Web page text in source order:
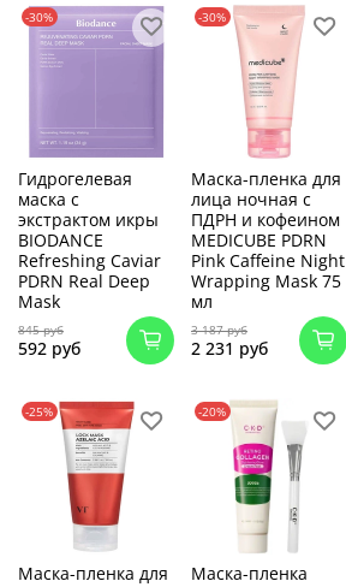
-30%
Гидрогелевая
маска с
экстрактом икры
BIODANCE
Refreshing Caviar
PDRN Real Deep
Mask
845 руб
592 руб
-30%
Маска-пленка для
лица ночная с
ПДРН и кофеином
MEDICUBE PDRN
Pink Caffeine Night
Wrapping Mask 75
мл
3 187 руб
2 231 руб
-25%
Маска-пленка для
-20%
Маска-пленка